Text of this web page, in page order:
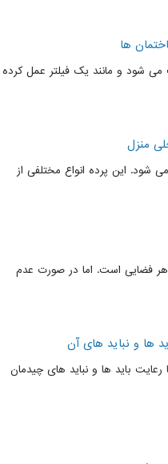
ها
شود و مانند یک فیلتر عمل کرده
منزل
شود. این پرده انواع مختلفی از
هر فضایی است. اما در صورت عدم
ها و نباید های آن
باید ها و نباید های چیدمان